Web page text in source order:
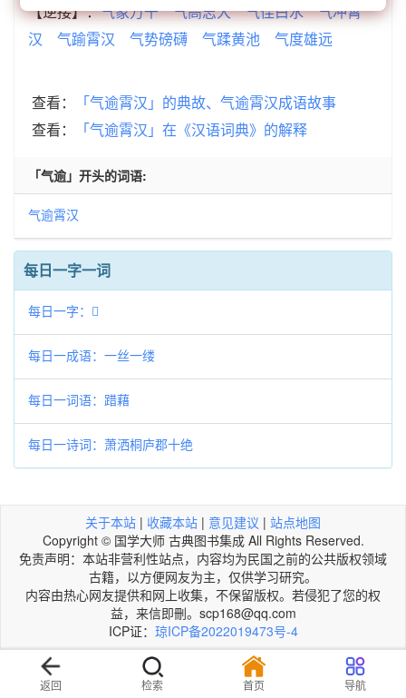
【逆接】：气象万千 气高志大 气佳白水
气冲霄
汉
气踰霄汉 气势磅礴 气蹂黄池 气度雄远
查看：
「气逾霄汉」的典故、气逾霄汉成语故事
查看：
「气逾霄汉」在《汉语词典》的解释
「气逾」开头的词语:
气逾霄汉
每日一字一词
每日一字：𧸯
每日一成语：一丝一缕
每日一词语：踖藉
每日一诗词：萧洒桐庐郡十绝
关于本站 | 收藏本站 | 意见建议 | 站点地图
Copyright © 国学大师 古典图书集成 All Rights Reserved.
免责声明：本站非营利性站点，内容均为民国之前的公共版权领域
古籍，以方便网友为主，仅供学习研究。
内容由热心网友提供和网上收集，不保留版权。若侵犯了您的权
益，来信即刪。scp168@qq.com
ICP证： 琼ICP备2022019473号-4
返回 检索 首页 导航